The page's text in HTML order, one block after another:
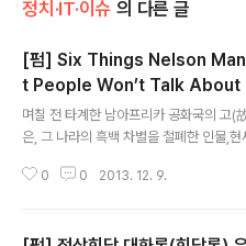
정치·IT·이슈 의 다른 글
[펌] Six Things Nelson
t People Won’t Talk About
며칠 전 타계한 남아프리카 공화국의 고(
은, 그 나라의 흑백 차별을 철폐한 인물,
3년 대한민국 식으로 표현하자면, "알고
0 0 2013. 12. 9.